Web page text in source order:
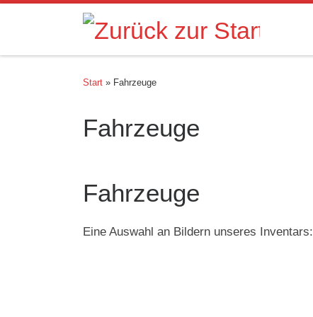
Zum Inhalt springen
Start » Fahrzeuge
Fahrzeuge
Fahrzeuge
Eine Auswahl an Bildern unseres Inventars: